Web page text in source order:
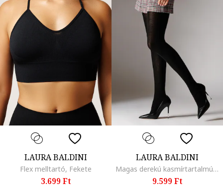
LAURA BALDINI
Flex melltartó, Fekete
3.699 Ft
LAURA BALDINI
Magas derekú kasmírtartalmú harisnya - 100 DEN, Fekete
9.599 Ft